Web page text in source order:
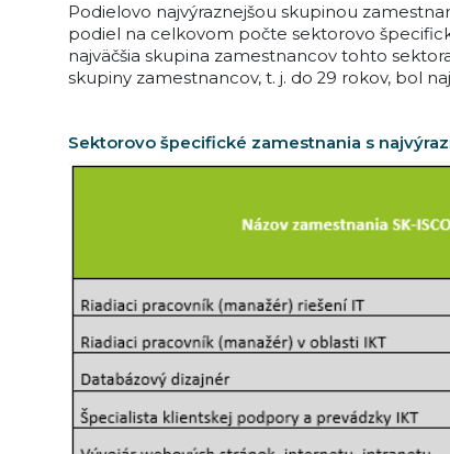
Podielovo najvýraznejšou skupinou
podiel na celkovom počte sektorovo
najväčšia skupina zamestnancov tohto
skupiny zamestnancov, t. j. do 29 rokov, bol
Sektorovo špecifické zamestnania s